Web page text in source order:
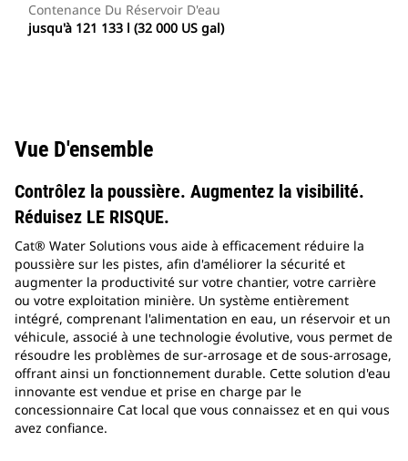
Contenance Du Réservoir D'eau
jusqu'à 121 133 l (32 000 US gal)
Vue D'ensemble
Contrôlez la poussière. Augmentez la visibilité.
Réduisez LE RISQUE.
Cat® Water Solutions vous aide à efficacement réduire la
poussière sur les pistes, afin d'améliorer la sécurité et
augmenter la productivité sur votre chantier, votre carrière
ou votre exploitation minière. Un système entièrement
intégré, comprenant l'alimentation en eau, un réservoir et un
véhicule, associé à une technologie évolutive, vous permet de
résoudre les problèmes de sur-arrosage et de sous-arrosage,
offrant ainsi un fonctionnement durable. Cette solution d'eau
innovante est vendue et prise en charge par le
concessionnaire Cat local que vous connaissez et en qui vous
avez confiance.